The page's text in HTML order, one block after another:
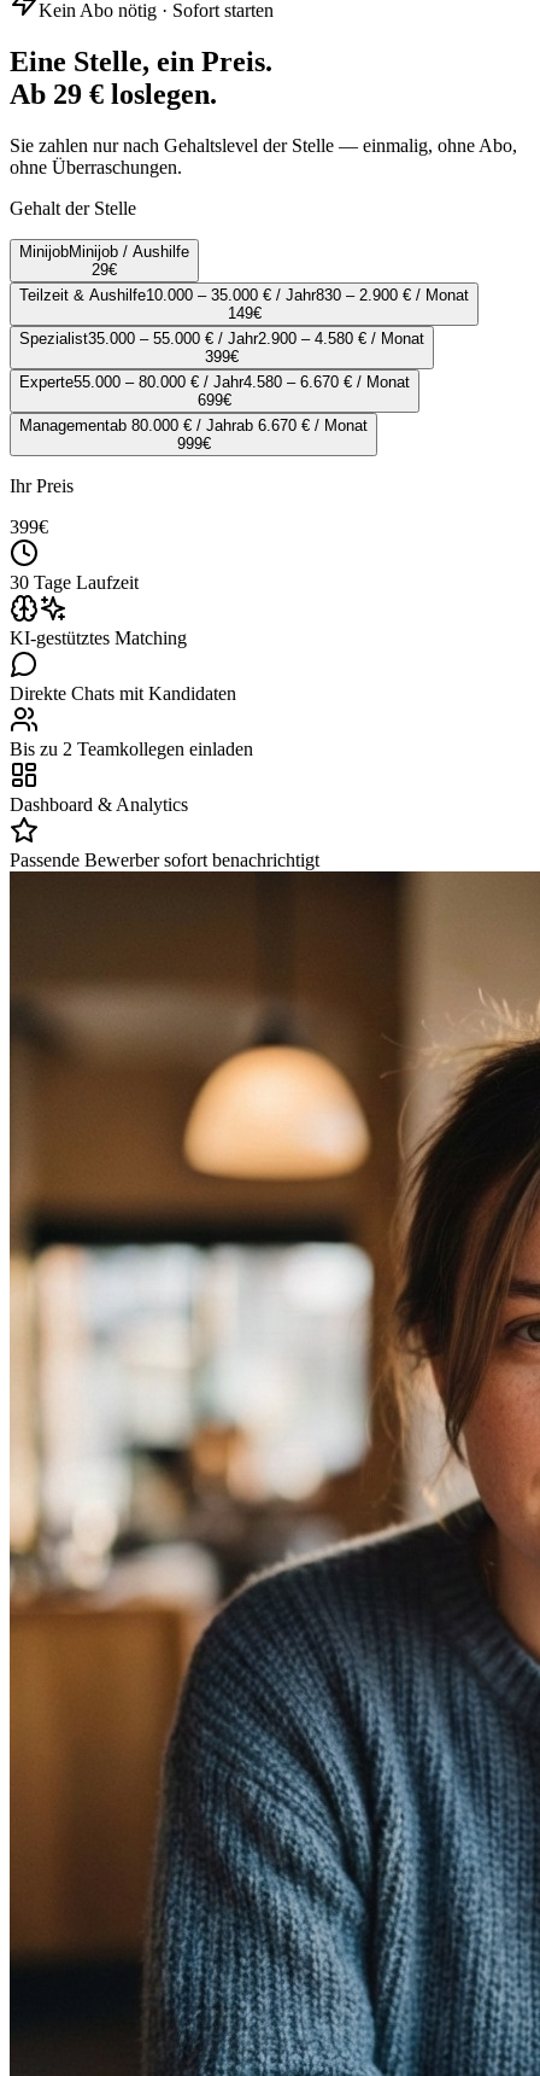
Kein Abo nötig · Sofort starten
Eine Stelle, ein Preis.
Ab 29 € loslegen.
Sie zahlen nur nach Gehaltslevel der Stelle — einmalig, ohne Abo,
ohne Überraschungen.
Gehalt der Stelle
MinijobMinijob / Aushilfe
29€
Teilzeit & Aushilfe10.000 – 35.000 € / Jahr830 – 2.900 € / Monat
149€
Spezialist35.000 – 55.000 € / Jahr2.900 – 4.580 € / Monat
399€
Experte55.000 – 80.000 € / Jahr4.580 – 6.670 € / Monat
699€
Managementab 80.000 € / Jahrab 6.670 € / Monat
999€
Ihr Preis
399€
30 Tage Laufzeit
KI-gestütztes Matching
Direkte Chats mit Kandidaten
Bis zu 2 Teamkollegen einladen
Dashboard & Analytics
Passende Bewerber sofort benachrichtigt